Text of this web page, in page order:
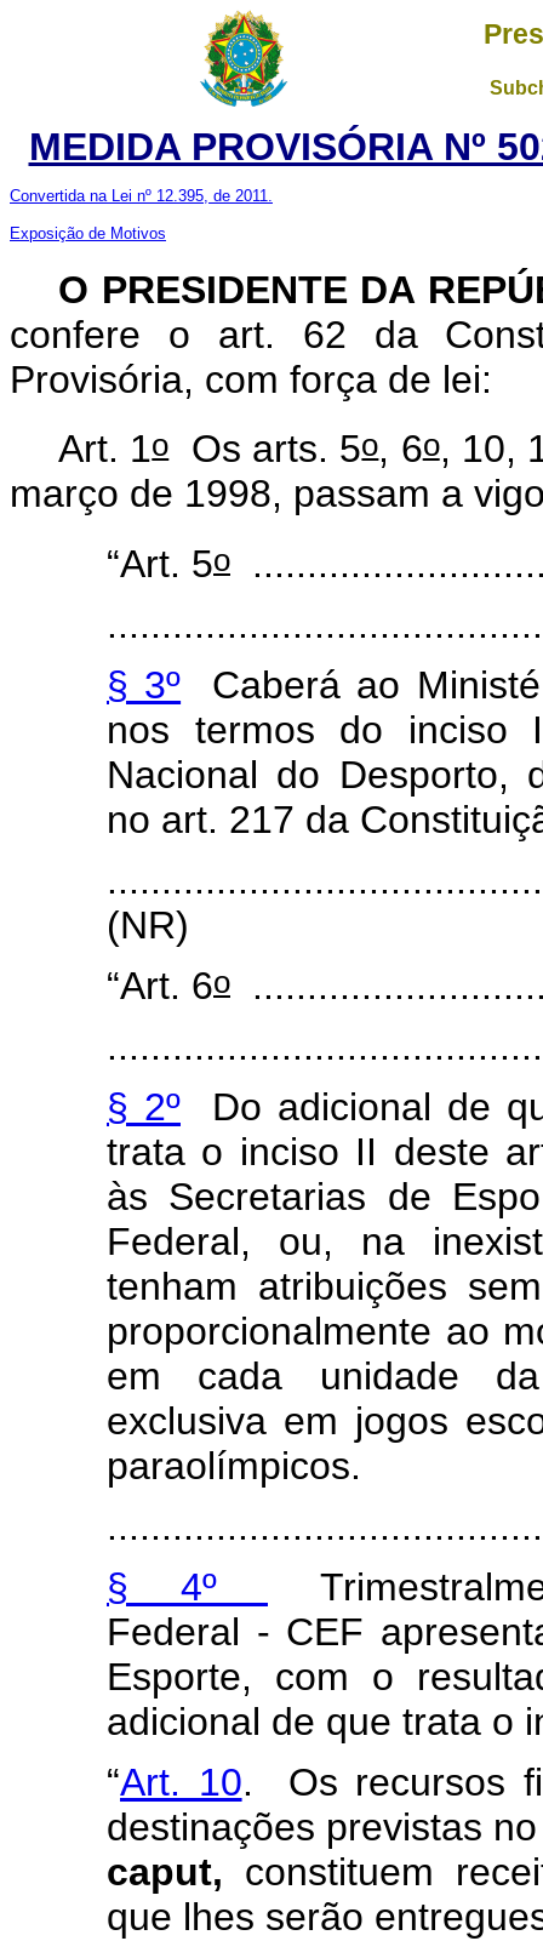
MEDIDA PROVISÓRIA Nº
Convertida na Lei nº 12.395, de 2011.
Exposição de Motivos
O PRESIDENTE DA
confere o art. 62 da
Provisória, com força de lei:
Art. 1oOs arts. 5o, 6o, 10,
março de 1998, passam a
“Art. 5o
§ 3º Caberá ao
nos termos do
Nacional do Desporto,
no art. 217 da
(NR)
“Art. 6o
§ 2º Do adicional de
trata o inciso II deste
às Secretarias de
Federal, ou, na
tenham atribuições
proporcionalmente ao
em cada unidade
exclusiva em jogos
paraolímpicos.
§ 4º
Federal - CEF
Esporte, com o
adicional de que trata o
“Art. 10. Os recursos
destinações previstas
caput, constituem
que lhes serão